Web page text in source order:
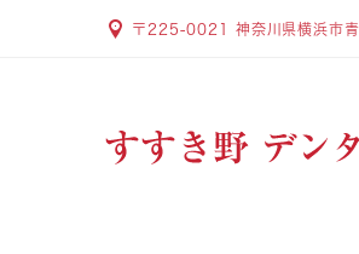
〒225-0021 神奈川県横浜市